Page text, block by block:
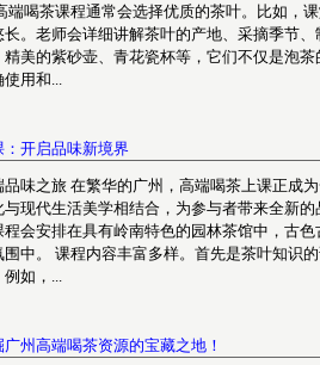
端喝茶课程通常会选择优质的茶叶。比如，
。老师会详细讲解茶叶的产地、采摘季节
精美的紫砂壶、青花瓷杯等，它们不仅是泡
用和...
开启品味新境界
味之旅 在繁华的广州，高端喝茶上课正成
现代生活美学相结合，为参与者带来全新
会安排在具有岭南特色的园林茶馆中，古
中。 课程内容丰富多样。首先是茶叶知识
如，...
州高端喝茶资源的宝藏之地！